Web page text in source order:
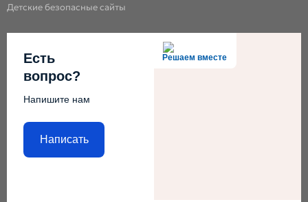
Детские безопасные сайты
Решаем вместе
Есть
вопрос?
Напишите нам
Написать